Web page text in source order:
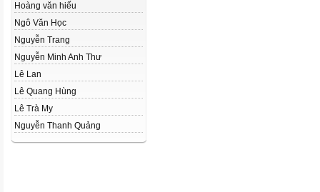
Hoàng văn hiếu
Ngô Văn Học
Nguyễn Trang
Nguyễn Minh Anh Thư
Lê Lan
Lê Quang Hùng
Lê Trà My
Nguyễn Thanh Quảng